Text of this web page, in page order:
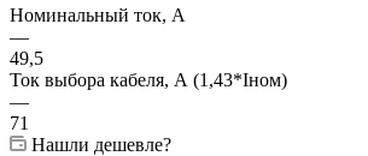
Номинальный ток, А
—
49,5
Ток выбора кабеля, А (1,43*Iном)
—
71
Нашли дешевле?